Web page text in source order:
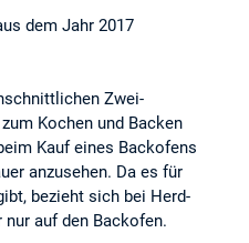
dem Jahr 2017
Zwei-
Kochen und Backen
Kauf eines Backofens
anzusehen. Da es für
bezieht sich bei Herd-
auf den Backofen.